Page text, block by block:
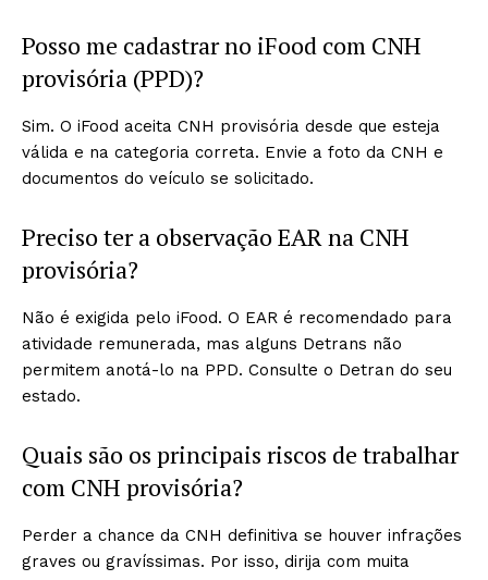
Posso me cadastrar no iFood com CNH
provisória (PPD)?
Sim. O iFood aceita CNH provisória desde que esteja
válida e na categoria correta. Envie a foto da CNH e
documentos do veículo se solicitado.
Preciso ter a observação EAR na CNH
provisória?
Não é exigida pelo iFood. O EAR é recomendado para
atividade remunerada, mas alguns Detrans não
permitem anotá-lo na PPD. Consulte o Detran do seu
estado.
Quais são os principais riscos de trabalhar
com CNH provisória?
Perder a chance da CNH definitiva se houver infrações
graves ou gravíssimas. Por isso, dirija com muita